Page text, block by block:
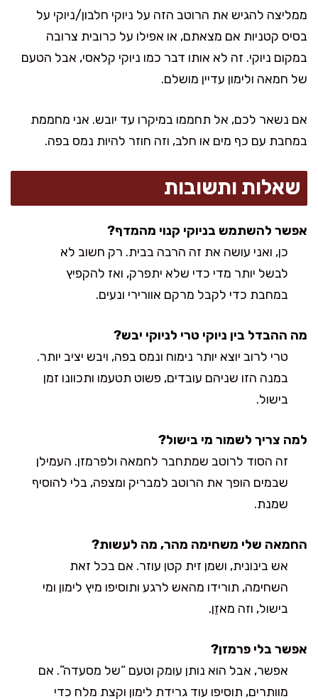
ממליצה להגיש את הרוטב הזה על ניוקי חלבון/ניוקי על
בסיס קטניות אם מצאתם, או אפילו על כרובית צרובה
במקום ניוקי. זה לא אותו דבר כמו ניוקי קלאסי, אבל הטעם
של חמאה ולימון עדיין מושלם.
אם נשאר לכם, אל תחממו במיקרו עד יובש. אני מחממת
במחבת עם כף מים או חלב, וזה חוזר להיות נמס בפה.
שאלות ותשובות
אפשר להשתמש בניוקי קנוי מהמדף?
כן, ואני עושה את זה הרבה בבית. רק חשוב לא
לבשל יותר מדי כדי שלא יתפרק, ואז להקפיץ
במחבת כדי לקבל מרקם אוורירי ונעים.
מה ההבדל בין ניוקי טרי לניוקי יבש?
טרי לרוב יוצא יותר נימוח ונמס בפה, ויבש יציב יותר.
במנה הזו שניהם עובדים, פשוט תטעמו ותכוונו זמן
בישול.
למה צריך לשמור מי בישול?
זה הסוד לרוטב שמתחבר לחמאה ולפרמזן. העמילן
שבמים הופך את הרוטב למבריק ומצפה, בלי להוסיף
שמנת.
החמאה שלי משחימה מהר, מה לעשות?
אש בינונית, ושמן זית קטן עוזר. אם בכל זאת
השחימה, תורידו מהאש לרגע ותוסיפו מיץ לימון ומי
בישול, וזה מאזֵן.
אפשר בלי פרמזן?
אפשר, אבל הוא נותן עומק וטעם “של מסעדה”. אם
מוותרים, תוסיפו עוד גרידת לימון וקצת מלח כדי